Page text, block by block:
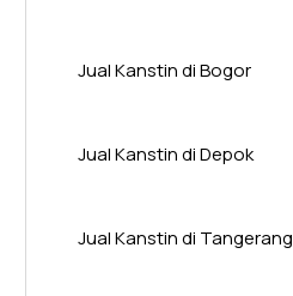
Jual Kanstin di Bogor
Jual Kanstin di Depok
Jual Kanstin di Tangerang